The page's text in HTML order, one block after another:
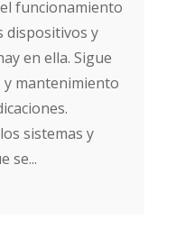
funcionamiento
dispositivos y
en ella. Sigue
y mantenimiento
sistemas y
se...